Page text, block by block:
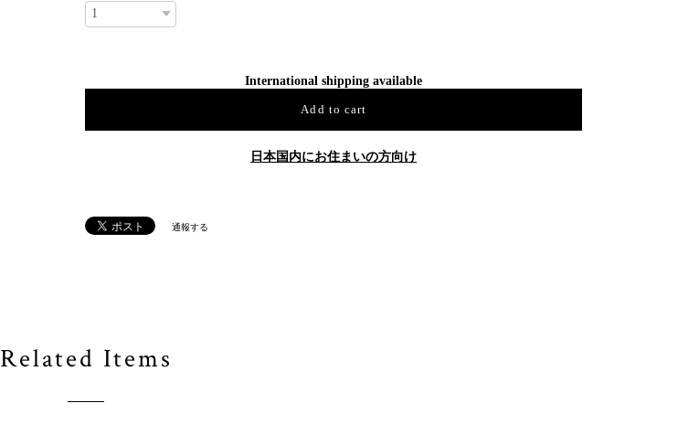
International shipping available
Add to cart
日本国内にお住まいの方向け
通報する
Related Items